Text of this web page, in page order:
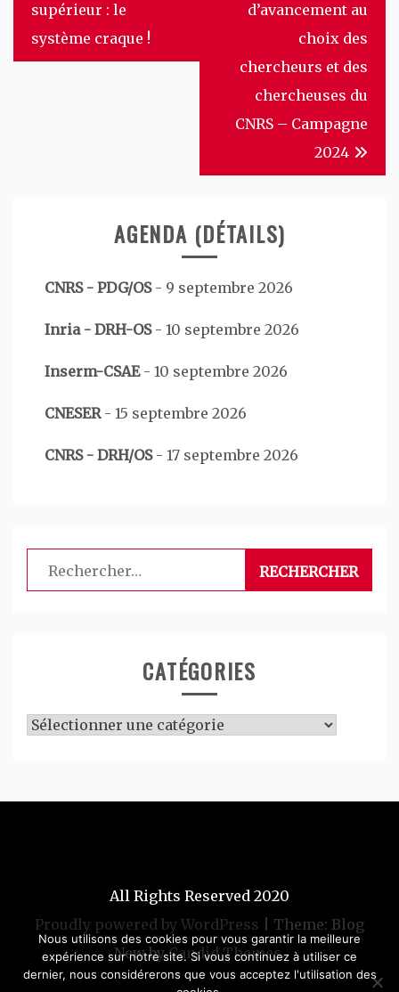
l’article
supérieur : le
système craque !
d’avancement au
choix des
chercheurs et des
chercheuses du
CNRS – Campagne
2024
AGENDA (DÉTAILS)
CNRS - PDG/OS- 9 septembre 2026
Inria - DRH-OS- 10 septembre 2026
Inserm-CSAE- 10 septembre 2026
CNESER- 15 septembre 2026
CNRS - DRH/OS- 17 septembre 2026
Rechercher :
CATÉGORIES
Catégories
All Rights Reserved 2020
Proudly powered by WordPress
Theme: Blog
New byCandid Themes.
Nous utilisons des cookies pour vous garantir la meilleure
expérience sur notre site. Si vous continuez à utiliser ce
dernier, nous considérerons que vous acceptez l'utilisation des